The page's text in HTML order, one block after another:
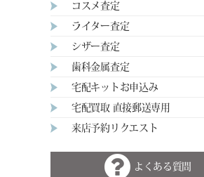
コスメ査定
ライター査定
シザー査定
歯科金属査定
宅配キットお申込み
宅配買取 直接郵送専用
来店予約リクエスト
よくある質問